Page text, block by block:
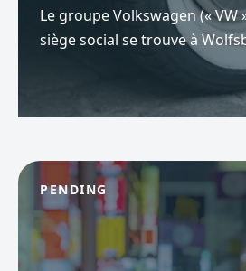
Le groupe Volkswagen (« VW
siège social se trouve à
PENDING